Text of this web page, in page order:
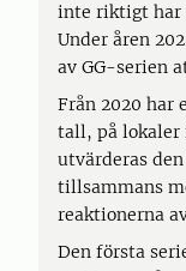
inte riktigt har
Under åren
av GG-serien
Från 2020 har
tall, på lokaler
utvärderas
tillsammans
reaktionerna
Den första